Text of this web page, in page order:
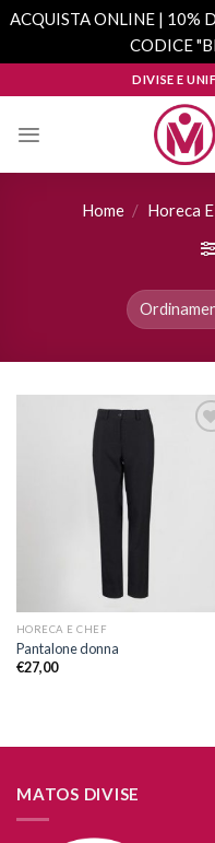
ACQUISTA ONLINE | 10%
CODICE
to
content
DIVISE E
Home / Horeca
HORECA E CHEF
Pantalone donna
€27,00
MATOS DIVISE